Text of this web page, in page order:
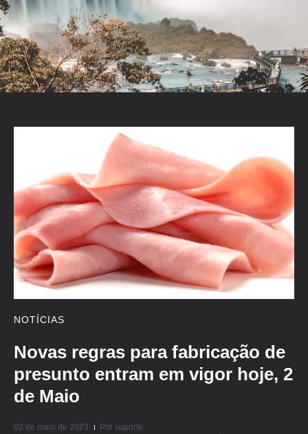
NOTÍCIAS
Novas regras para fabricação de
presunto entram em vigor hoje, 2
de Maio
02 de maio de 2023 Por suporte